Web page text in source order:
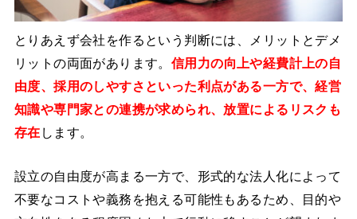
とりあえず会社を作るという判断には、メリットとデメ
リットの両面があります。 信用力の向上や経費計上の自
由度、採用のしやすさといった利点がある一方で、経営
知識や専門家との連携が求められ、放置によるリスクも
存在 します。
設立の自由度が高まる一方で、形式的な法人化によって
不要なコストや義務を抱える可能性もあるため、目的や